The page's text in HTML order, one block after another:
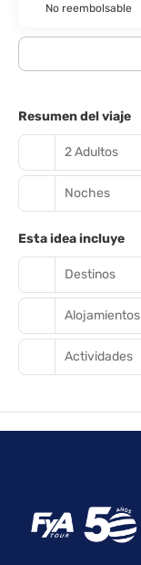
No reembolsable
Resumen del viaje
2 Adultos
Noches
Esta idea incluye
Destinos
Alojamientos
Actividades